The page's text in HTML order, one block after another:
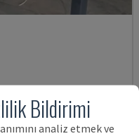
2,205,791 TL
Bildirimi
analiz etmek ve